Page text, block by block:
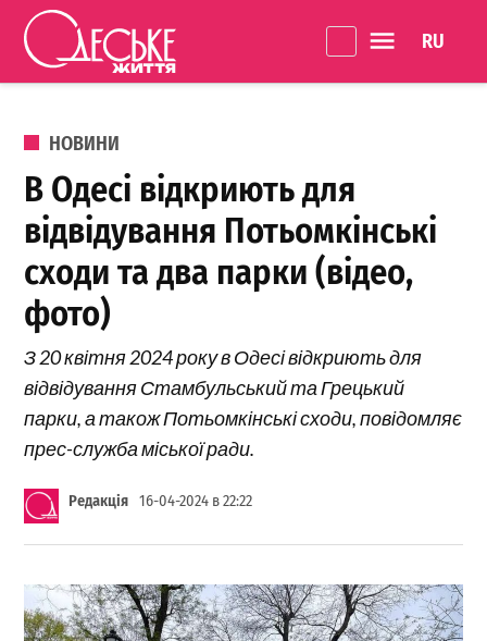
Перейти до вмісту
Життя
ОПУБЛІКОВАНО В
НОВИНИ
В Одесі відкриють для
відвідування Потьомкінські
сходи та два парки (відео,
фото)
З 20 квітня 2024 року в Одесі відкриють для
відвідування Стамбульський та Грецький
парки, а також Потьомкінські сходи, повідомляє
прес-служба міської ради.
Редакція 16-04-2024 в 22:22